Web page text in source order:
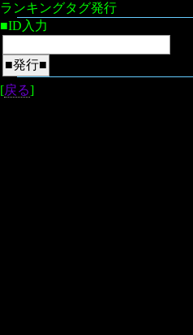
ランキングタグ発行
■ID入力
[戻る]